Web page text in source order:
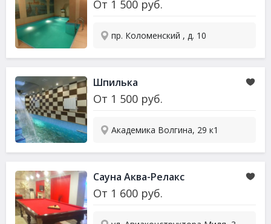
От 1 500 руб.
пр. Коломенский , д. 10
Шпилька
От 1 500 руб.
Академика Волгина, 29 к1
Сауна Аква-Релакс
От 1 600 руб.